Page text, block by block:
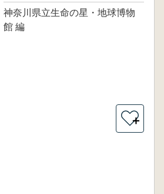
神奈川県立生命の星・地球博物
館 編
＋